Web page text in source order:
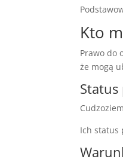
Kto
Prawo do
że mogą
Status
Ich status